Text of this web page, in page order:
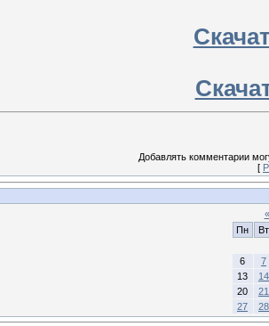
Добавлять комментарии
[
«
Пн
Вт
6
7
13
14
20
21
27
28